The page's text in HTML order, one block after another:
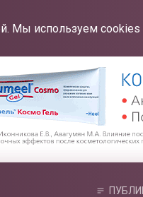
Мы используем cookies